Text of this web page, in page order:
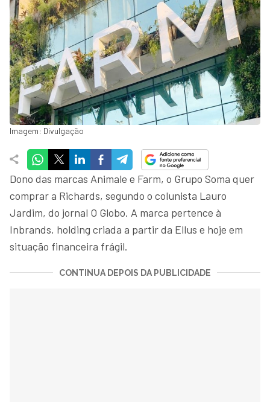
Imagem: Divulgação
Dono das marcas Animale e Farm, o Grupo Soma quer
comprar a Richards, segundo o colunista Lauro
Jardim, do jornal O Globo. A marca pertence à
Inbrands, holding criada a partir da Ellus e hoje em
situação financeira frágil.
CONTINUA DEPOIS DA PUBLICIDADE